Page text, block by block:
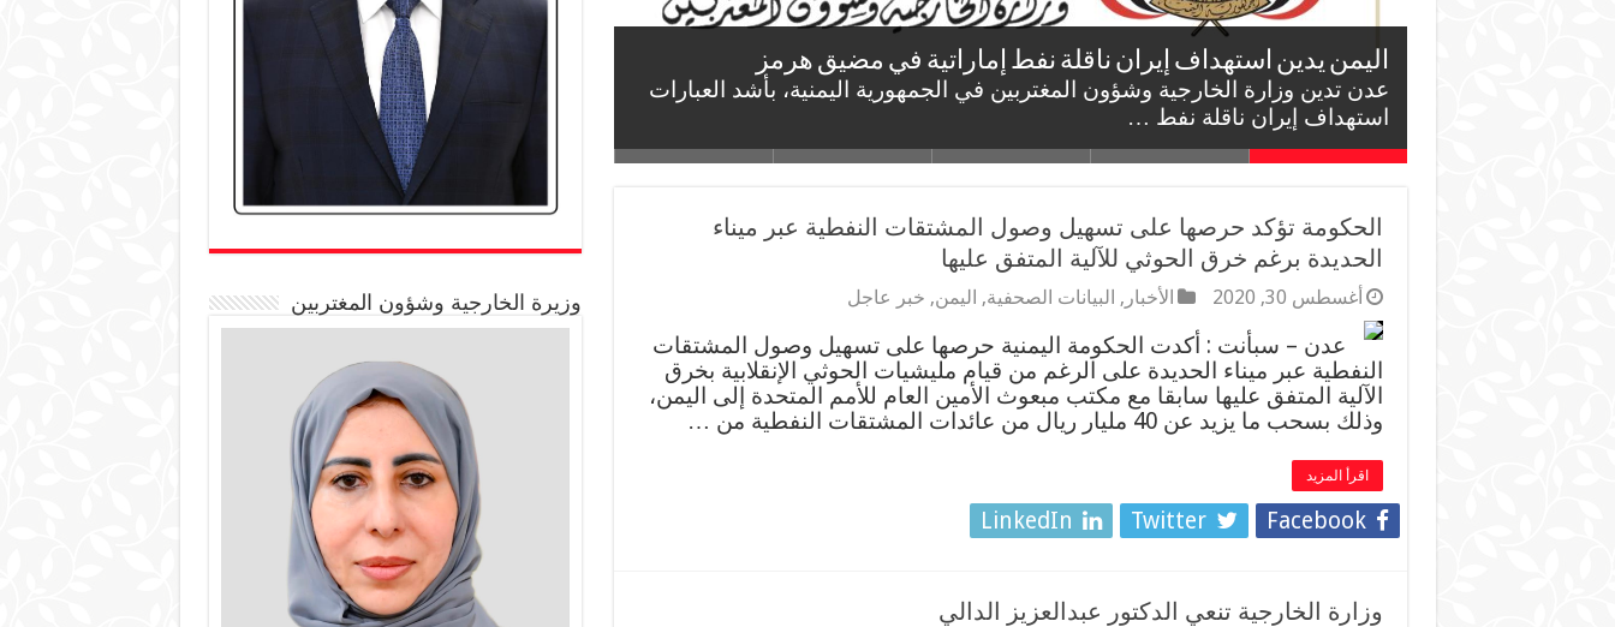
اليمن يدين استهداف إيران ناقلة نفط إماراتية في مضيق هرمز
وزارة الخارجية ترحب باتفاقية مكة للدفاع المشترك وتؤكد أهميتها في
تعزيز الأمن والاستقرار الإقليمي
مكة للدفاع المشترك …
وزارة الخارجية تدين اعتداءات مليشيات الحوثي الارهابية على السعودية
وتؤكد أن دعم الدولة اليمنية هو السبيل الوحيد لإنهاء التهديد الإرهابي
اليمن يدين الهجوم الارهابي على السفينة التجارية الهندية
اليمن يرحب بإعلان الرئيس الأمريكي تنفيذ المرحلة الثانية من خطة
السلام الشاملة في قطاع غزة
الحكومة تؤكد حرصها على تسهيل وصول المشتقات النفطية عبر ميناء
الحديدة برغم خرق الحوثي للآلية المتفق عليها
أغسطس 30, 2020 الأخبار , البيانات الصحفية, اليمن, خبر عاجل
عدن – سبأنت : أكدت الحكومة اليمنية حرصها على تسهيل وصول المشتقات
النفطية عبر ميناء الحديدة على الرغم من قيام مليشيات الحوثي الإنقلابية بخرق
الآلية المتفق عليها سابقا مع مكتب مبعوث الأمين العام للأمم المتحدة إلى اليمن،
وذلك بسحب ما يزيد عن 40 مليار ريال من عائدات المشتقات النفطية من …
اقرأ المزيد
Facebook
Twitter
LinkedIn
وزارة الخارجية تنعي الدكتور عبدالعزيز الدالي
وزيرة الخارجية وشؤون المغتربين